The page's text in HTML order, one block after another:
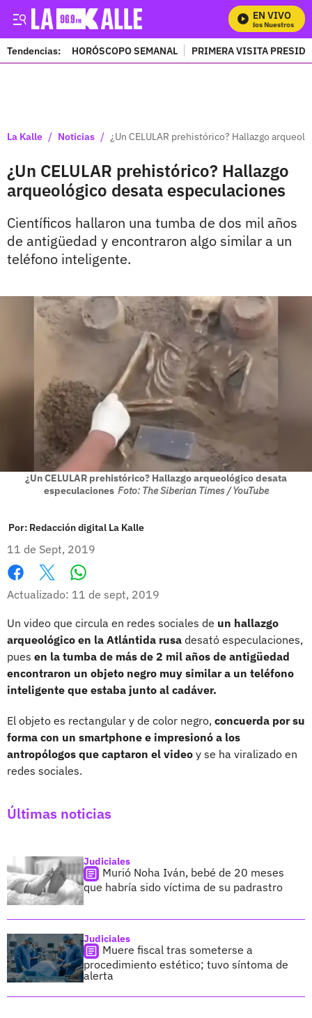
EN VIVO
Mira Todos Nuestros
Tendencias: HORÓSCOPO SEMANAL PRIMERA VISITA
La Kalle / Noticias / ¿Un CELULAR prehistórico? Hallazgo
¿Un CELULAR prehistórico? Hallazgo
arqueológico desata especulaciones
Científicos hallaron una tumba de dos mil años
de antigüedad y encontraron algo similar a un
teléfono inteligente.
¿Un CELULAR prehistórico? Hallazgo arqueológico desata
especulaciones Foto: The Siberian Times / YouTube
Por: Redacción digital La Kalle
11 de Sept, 2019
Facebook
X
Actualizado: 11 de sept, 2019
Un video que circula en redes sociales de un hallazgo
arqueológico en la Atlántida rusa desató especulaciones,
pues en la tumba de más de 2 mil años de antigüedad
encontraron un objeto negro muy similar a un teléfono
inteligente que estaba junto al cadáver.
El objeto es rectangular y de color negro, concuerda por su
forma con un smartphone e impresionó a los
antropólogos que captaron el video y se ha viralizado en
redes sociales.
Últimas noticias
Judiciales
Murió Noha Iván, bebé de 20 meses
que habría sido víctima de su padrastro
Judiciales
Muere fiscal tras someterse a
procedimiento estético; tuvo síntoma de
alerta